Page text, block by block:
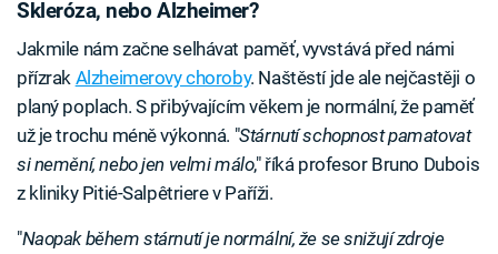
Skleróza, nebo Alzheimer?
Jakmile nám začne selhávat paměť, vyvstává před námi
přízrak Alzheimerovy choroby. Naštěstí jde ale nejčastěji o
planý poplach. S přibývajícím věkem je normální, že paměť
už je trochu méně výkonná. "Stárnutí schopnost pamatovat
si nemění, nebo jen velmi málo," říká profesor Bruno Dubois
z kliniky Pitié-Salpêtriere v Paříži.
"Naopak během stárnutí je normální, že se snižují zdroje